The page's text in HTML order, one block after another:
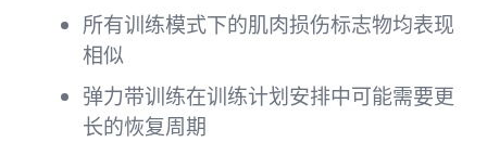
所有训练模式下的肌肉损伤标志物均表现
相似
弹力带训练在训练计划安排中可能需要更
长的恢复周期